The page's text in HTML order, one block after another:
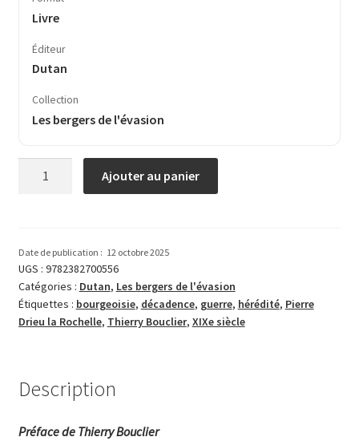
Livre
Éditeur
Dutan
Collection
Les bergers de l'évasion
Ajouter au panier
Date de publication : 12 octobre 2025
UGS : 9782382700556
Catégories : Dutan, Les bergers de l'évasion
Étiquettes : bourgeoisie, décadence, guerre, hérédité, Pierre
Drieu la Rochelle, Thierry Bouclier, XIXe siècle
Description
Préface de Thierry Bouclier